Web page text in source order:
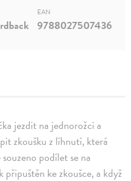
jezdit na jednorožci a
zkoušku z líhnutí, která
podílet se na
ke zkoušce, a když
EAN
9788027507436